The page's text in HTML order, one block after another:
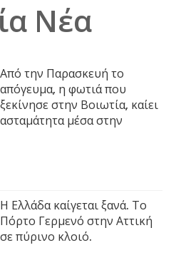
Νέα
Από την Παρασκευή το
απόγευμα, η φωτιά που
ξεκίνησε στην Βοιωτία, καίει
ασταμάτητα μέσα στην
Η Ελλάδα καίγεται ξανά. Το
Πόρτο Γερμενό στην Αττική
σε πύρινο κλοιό.